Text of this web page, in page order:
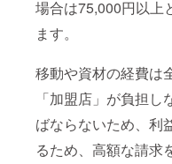
場合は75,000円以上
ます。
移動や資材の経費は
「加盟店」が負担し
ばならないため、利
るため、高額な請求